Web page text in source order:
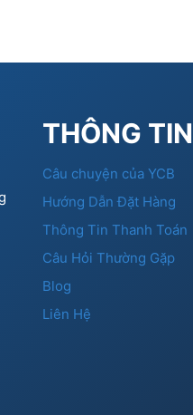
THÔNG TIN
Câu chuyện của YCB
Hướng Dẫn Đặt Hàng
Thông Tin Thanh Toán
Câu Hỏi Thường Gặp
Blog
Liên Hệ